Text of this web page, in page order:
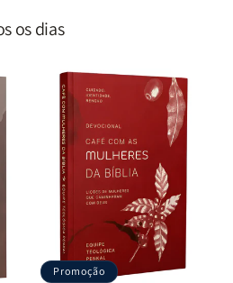
os dias
Promoção